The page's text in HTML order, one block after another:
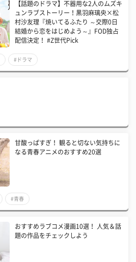
【話題のドラマ】不器用な2人のムズキ
ュンラブストーリー！黒羽麻璃央×松
村沙友理『焼いてるふたり ～交際0日
結婚から恋をはじめよう～』FOD独占
配信決定！ #Z世代Pick
#ドラマ
甘酸っぱすぎ！ 観ると切ない気持ちに
なる青春アニメのおすすめ20選
#青春
おすすめラブコメ漫画10選！ 人気＆話
題の作品をチェックしよう